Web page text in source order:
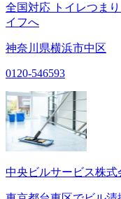
全国対応 トイレつま
イフへ
神奈川県横浜市中区
0120-546593
中央ビルサービス株式